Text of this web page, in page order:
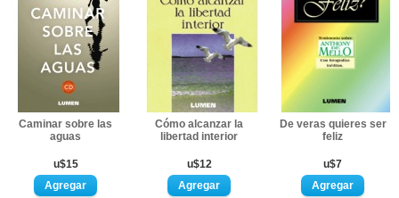
Caminar sobre las
aguas
u$15
Cómo alcanzar la
libertad interior
u$12
De veras quieres ser
feliz
u$7